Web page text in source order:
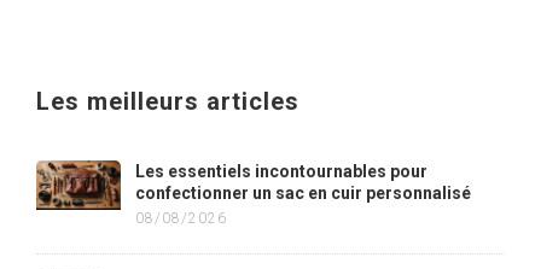
Les meilleurs articles
Les essentiels incontournables pour
confectionner un sac en cuir personnalisé
08/08/2026